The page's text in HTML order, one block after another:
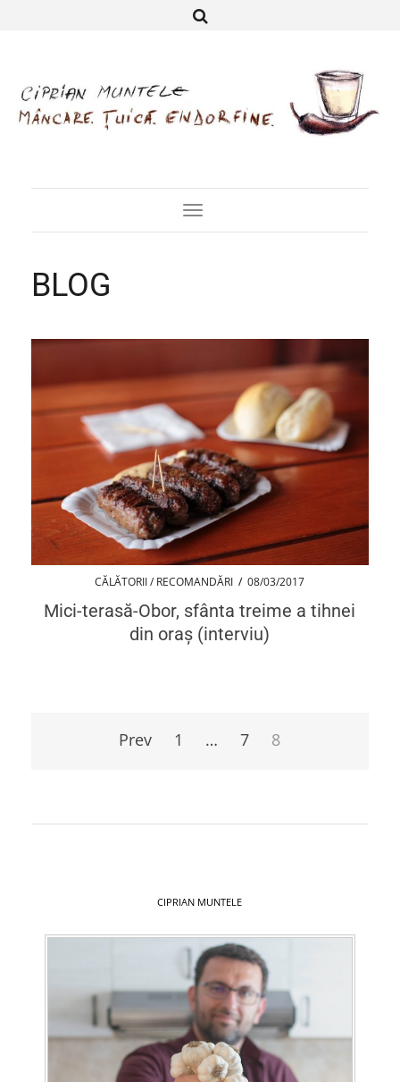
Toggle
Navigation
BLOG
CĂLĂTORII / RECOMANDĂRI / 08/03/2017
Mici-terasă-Obor, sfânta treime a tihnei
din oraș (interviu)
Prev 1 … 7 8
CIPRIAN MUNTELE